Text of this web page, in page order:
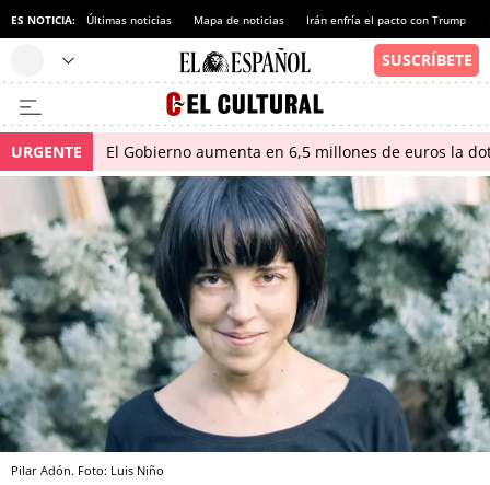
ES NOTICIA: Últimas noticias Mapa de noticias Irán enfría el pacto con Trump
URGENTE El Gobierno aumenta en 6,5 millones de euros la
Pilar Adón. Foto: Luis Niño